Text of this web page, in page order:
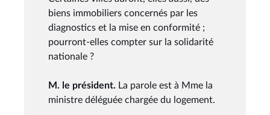
biens immobiliers concernés par les
diagnostics et la mise en conformité ;
pourront-elles compter sur la solidarité
nationale ?
M. le président. La parole est à Mme la
ministre déléguée chargée du logement.